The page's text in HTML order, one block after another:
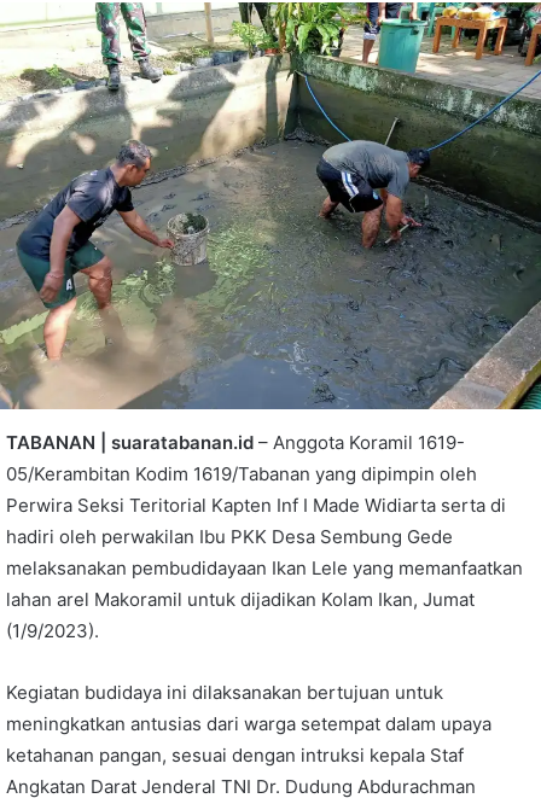
TABANAN | suaratabanan.id – Anggota Koramil 1619-
05/Kerambitan Kodim 1619/Tabanan yang dipimpin oleh
Perwira Seksi Teritorial Kapten Inf I Made Widiarta serta di
hadiri oleh perwakilan Ibu PKK Desa Sembung Gede
melaksanakan pembudidayaan Ikan Lele yang memanfaatkan
lahan arel Makoramil untuk dijadikan Kolam Ikan, Jumat
(1/9/2023).
Kegiatan budidaya ini dilaksanakan bertujuan untuk
meningkatkan antusias dari warga setempat dalam upaya
ketahanan pangan, sesuai dengan intruksi kepala Staf
Angkatan Darat Jenderal TNI Dr. Dudung Abdurachman